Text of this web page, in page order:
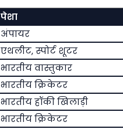
पेशा
अंपायर
एथलीट, स्पोर्ट शूटर
भारतीय वास्तुकार
भारतीय क्रिकेटर
भारतीय हॉकी खिलाड़ी
भारतीय क्रिकेटर